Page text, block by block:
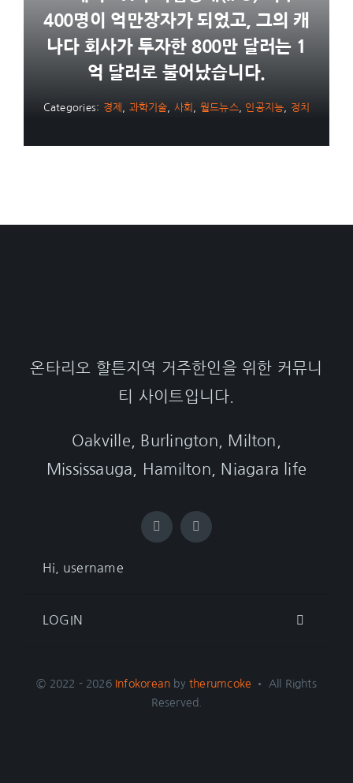
400명이 억만장자가 되었고, 그의 캐
나다 회사가 투자한 800만 달러는 1
억 달러로 불어났습니다.
Categories: 경제 과학기술 사회 월드뉴스, 인공지능 정치
온타리오 할튼지역 거주한인을 위한 커뮤니
티 사이트입니다.
Oakville, Burlington, Milton,
Mississauga, Hamilton, Niagara life
Hi, username
LOGIN
© 2022 - 2026 Infokorean bytherumcoke • All Rights
Reserved.